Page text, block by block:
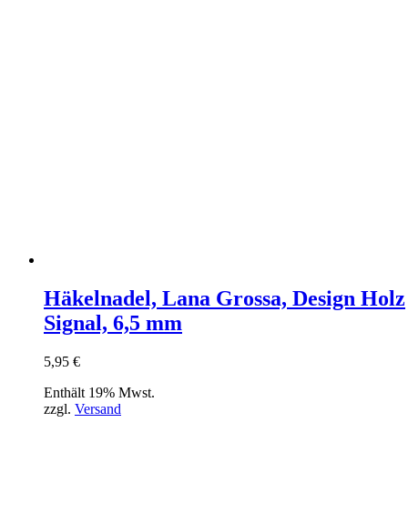
Häkelnadel, Lana Grossa, Design Holz
Signal, 6,5 mm
5,95 €
Enthält 19% Mwst.
zzgl. Versand